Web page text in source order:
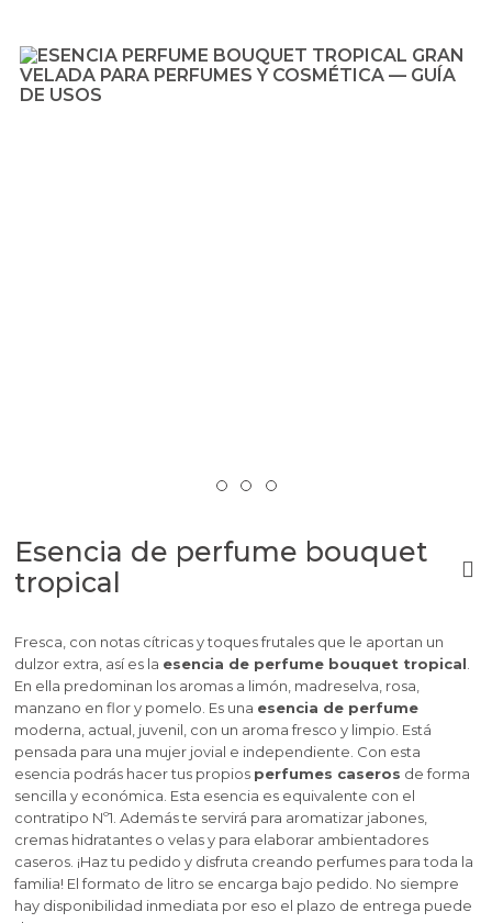
Esencia de perfume bouquet
tropical
Fresca, con notas cítricas y toques frutales que le aportan un
dulzor extra, así es la esencia de perfume bouquet tropical
En ella predominan los aromas a limón, madreselva, rosa,
manzano en flor y pomelo. Es una esencia de perfume
moderna, actual, juvenil, con un aroma fresco y limpio. Está
pensada para una mujer jovial e independiente. Con esta
esencia podrás hacer tus propios perfumes caseros de forma
sencilla y económica. Esta esencia es equivalente con el
contratipo Nº1. Además te servirá para aromatizar jabones,
cremas hidratantes o velas y para elaborar ambientadores
caseros. ¡Haz tu pedido y disfruta creando perfumes para toda la
familia! El formato de litro se encarga bajo pedido. No siempre
hay disponibilidad inmediata por eso el plazo de entrega puede